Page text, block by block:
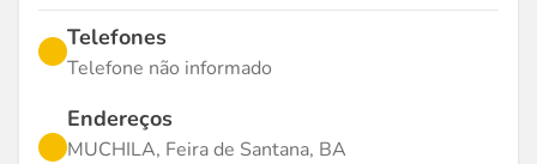
Telefones
Telefone não informado
Endereços
MUCHILA, Feira de Santana, BA